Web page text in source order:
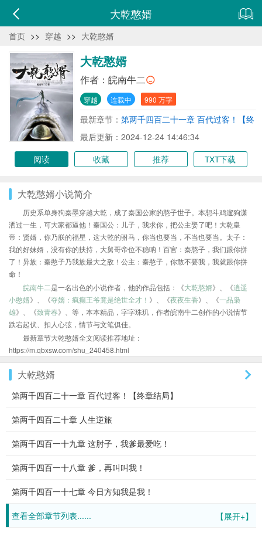
大乾憨婿
首页 >> 穿越 >> 大乾憨婿
大乾憨婿
作者： 皖南牛二
穿越 连载中 990 万字
最新章节： 第两千四百二十一章 百代过客！【终
章结局】
最后更新：2024-12-24 14:46:34
阅读
收藏 推荐 TXT下载
大乾憨婿小说简介
历史系单身狗秦墨穿越大乾，成了秦国公家的憨子世子。本想斗鸡遛狗潇
洒过一生，可大家都逼他！秦国公：儿子，我求你，把公主娶了吧！大乾皇
帝：贤婿，你乃朕的福星，这大乾的驸马，你当也要当，不当也要当。太子：
我的好妹婿，没有你的扶持，大舅哥帝位不稳呐！百官：秦憨子，我们跟你拼
了！异族：秦憨子乃我族最大之敌！公主：秦憨子，你敢不要我，我就跟你拼
命！
皖南牛二是一名出色的小说作者，他的作品包括：《大乾憨婿》、《逍遥
小憨婿》、《夺嫡：疯癫王爷竟是绝世全才！ 》、《夜夜生香》、《一品枭
雄》、《致青春》、等，本本精品，字字珠玑，作者皖南牛二创作的小说情节
跌宕起伏、扣人心弦，情节与文笔俱佳。
最新章节大乾憨婿全文阅读推荐地址：
https://m.qbxsw.com/shu_240458.html
大乾憨婿
第两千四百二十一章 百代过客！【终章结局】
第两千四百二十章 人生逆旅
第两千四百一十九章 这肘子，我爹最爱吃！
第两千四百一十八章 爹，再叫叫我！
第两千四百一十七章 今日方知我是我！
【展开+】
查看全部章节列表......